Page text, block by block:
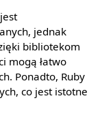
jednak
bibliotekom
mogą łatwo
Ponadto, Ruby
co jest istotne